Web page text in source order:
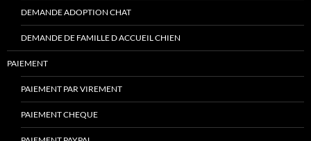
DEMANDE ADOPTION CHAT
DEMANDE DE FAMILLE D ACCUEIL CHIEN
PAIEMENT
PAIEMENT PAR VIREMENT
PAIEMENT CHEQUE